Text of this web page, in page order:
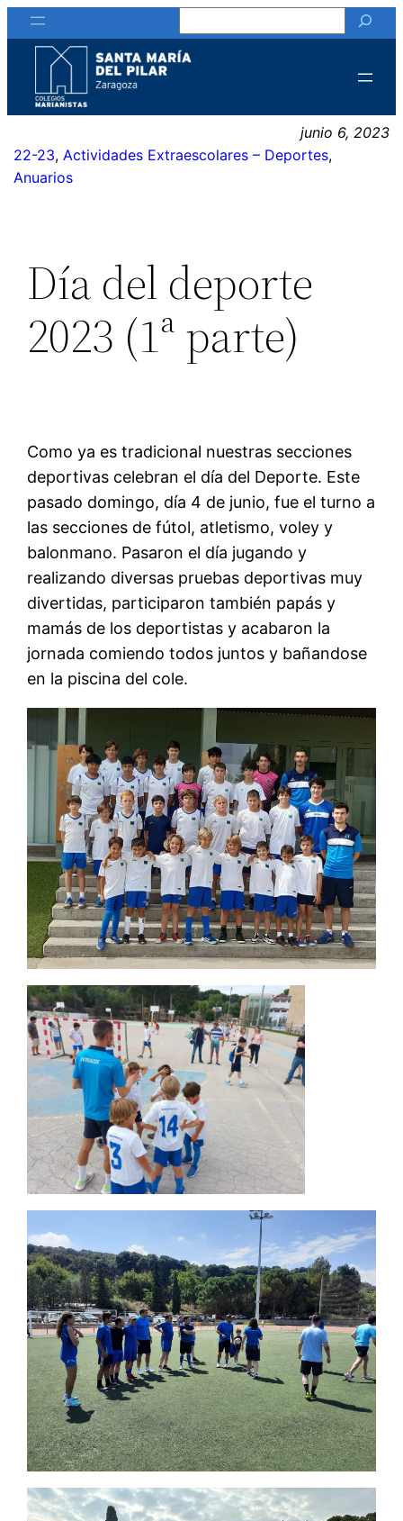
Saltar
al
contenido
junio 6, 2023
22-23, Actividades Extraescolares – Deportes
Anuarios
Día del deporte
2023 (1ª parte)
Como ya es tradicional nuestras secciones
deportivas celebran el día del Deporte. Este
pasado domingo, día 4 de junio, fue el turno a
las secciones de fútol, atletismo, voley y
balonmano. Pasaron el día jugando y
realizando diversas pruebas deportivas muy
divertidas, participaron también papás y
mamás de los deportistas y acabaron la
jornada comiendo todos juntos y bañandose
en la piscina del cole.